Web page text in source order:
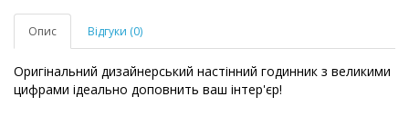
Опис Відгуки (0)
Оригінальний дизайнерський настінний годинник з великими
цифрами ідеально доповнить ваш інтер'єр!